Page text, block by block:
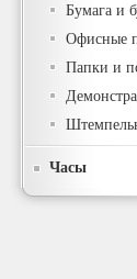
Бумага и
Офисные
Папки и
Часы